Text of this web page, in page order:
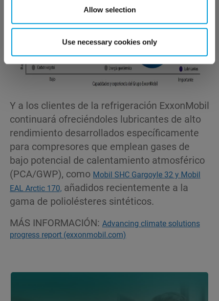
Allow selection
Use necessary cookies only
Y a los clientes de la refrigeración ExxonMobil
continuará ofreciéndoles lubricantes de alto
rendimiento desarrollados específicamente
para compresores que emplean gases de
bajo potencial de calentamiento atmosférico
(PCA/GWP), como Mobil SHC Gargoyle 32 y Mobil
EAL Arctic 170, añadidos recientemente a la
gama de poliolésteres sintéticos.
MÁS INFORMACIÓN: Advancing climate solutions
progress report (exxonmobil.com)